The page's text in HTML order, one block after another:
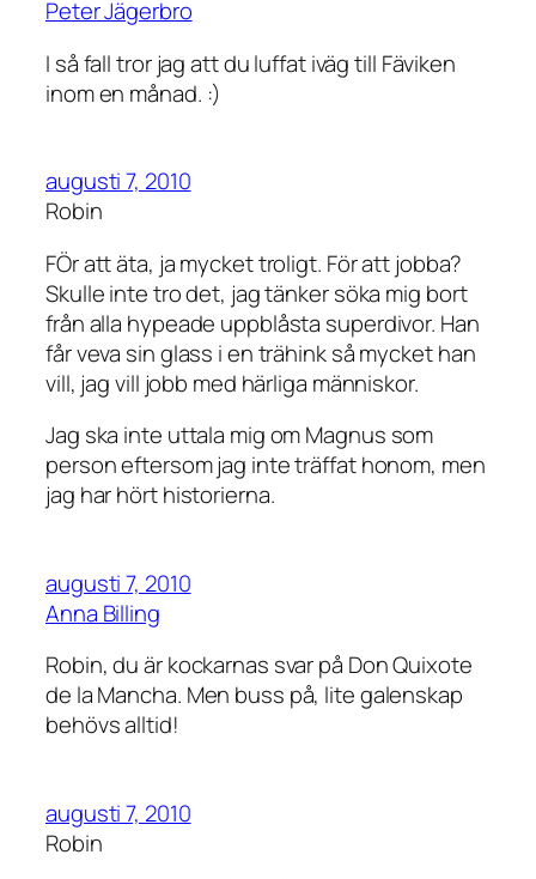
Peter Jägerbro
I så fall tror jag att du luffat iväg till Fäviken
inom en månad. :)
augusti 7, 2010
Robin
FÖr att äta, ja mycket troligt. För att jobba?
Skulle inte tro det, jag tänker söka mig bort
från alla hypeade uppblåsta superdivor. Han
får veva sin glass i en trähink så mycket han
vill, jag vill jobb med härliga människor.
Jag ska inte uttala mig om Magnus som
person eftersom jag inte träffat honom, men
jag har hört historierna.
augusti 7, 2010
Anna Billing
Robin, du är kockarnas svar på Don Quixote
de la Mancha. Men buss på, lite galenskap
behövs alltid!
augusti 7, 2010
Robin